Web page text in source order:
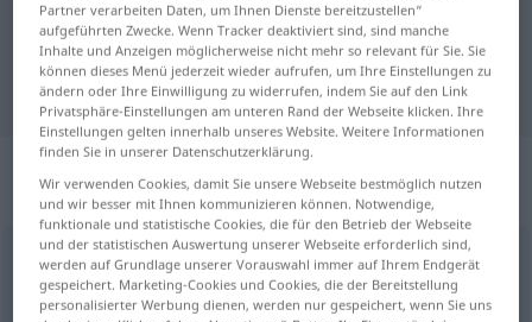
"disimpegnato" Deutsch
Übersetzung
„disimpegnato“: participio passato |
aggettivo
disimpegnatoppeagg
Übersicht aller Übersetzungen
Partner verarbeiten Daten, um Ihnen Dienste bereitzustellen“
aufgeführten Zwecke. Wenn Tracker deaktiviert sind, sind manche
Inhalte und Anzeigen möglicherweise nicht mehr so relevant für Sie. Sie
können dieses Menü jederzeit wieder aufrufen, um Ihre Einstellungen zu
ändern oder Ihre Einwilligung zu widerrufen, indem Sie auf den Link
Privatsphäre-Einstellungen am unteren Rand der Webseite klicken. Ihre
Einstellungen gelten innerhalb unseres Website. Weitere Informationen
finden Sie in unserer Datenschutzerklärung.
Wir verwenden Cookies, damit Sie unsere Webseite bestmöglich nutzen
und wir besser mit Ihnen kommunizieren können. Notwendige,
funktionale und statistische Cookies, die für den Betrieb der Webseite
und der statistischen Auswertung unserer Webseite erforderlich sind,
werden auf Grundlage unserer Vorauswahl immer auf Ihrem Endgerät
gespeichert. Marketing-Cookies und Cookies, die der Bereitstellung
personalisierter Werbung dienen, werden nur gespeichert, wenn Sie uns